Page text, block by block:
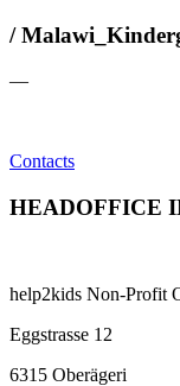
/
—
Contacts
HEADOFFICE
help2kids Non-Profit
Eggstrasse 12
6315 Oberägeri